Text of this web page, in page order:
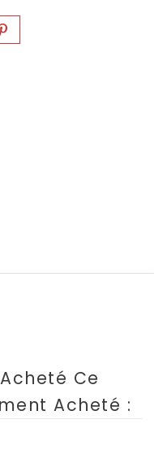
Ce
Acheté :